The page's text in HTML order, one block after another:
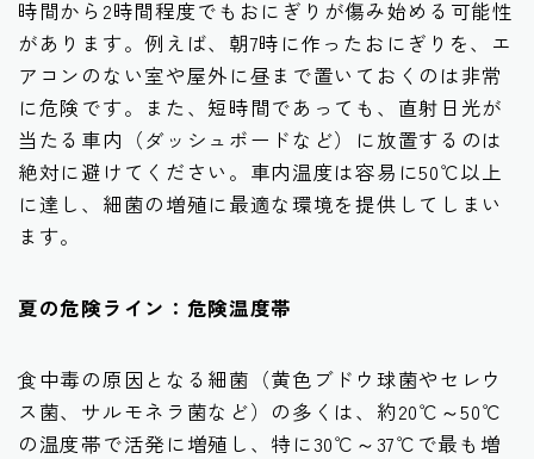
時間から2時間程度でもおにぎりが傷み始める可能性
があります。例えば、朝7時に作ったおにぎりを、エ
アコンのない室や屋外に昼まで置いておくのは非常
に危険です。また、短時間であっても、直射日光が
当たる車内（ダッシュボードなど）に放置するのは
絶対に避けてください。車内温度は容易に50℃以上
に達し、細菌の増殖に最適な環境を提供してしまい
ます。
夏の危険ライン：危険温度帯
食中毒の原因となる細菌（黄色ブドウ球菌やセレウ
ス菌、サルモネラ菌など）の多くは、約20℃～50℃
の温度帯で活発に増殖し、特に30℃～37℃で最も増